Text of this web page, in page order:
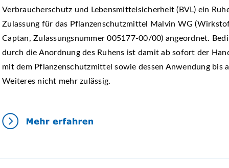
Verbraucherschutz und Lebensmittelsicherheit (BVL) ein
Zulassung für das Pflanzenschutzmittel Malvin WG
Captan, Zulassungsnummer 005177-00/00) angeordnet.
durch die Anordnung des Ruhens ist damit ab sofort der
mit dem Pflanzenschutzmittel sowie dessen Anwendung bis
Weiteres nicht mehr zulässig.